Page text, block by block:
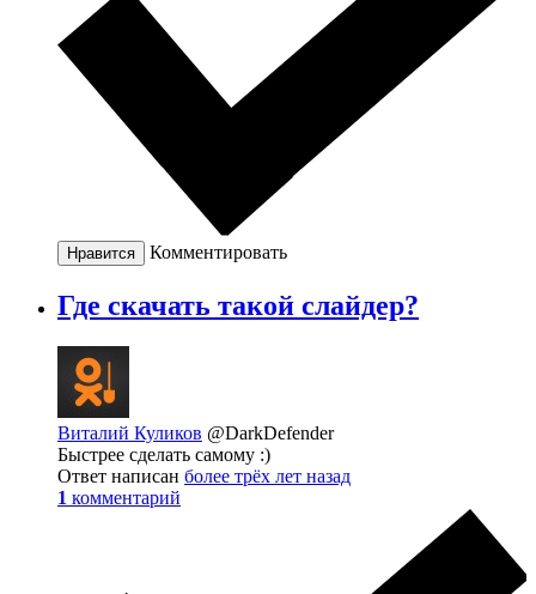
Нравится Комментировать
Где скачать такой слайдер?
Виталий Куликов @DarkDefender
Быстрее сделать самому :)
Ответ написан более трёх лет назад
1 комментарий